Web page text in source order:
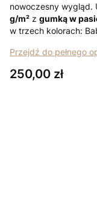
nowoczesny wygląd.
g/m² z gumką w
w trzech kolorach:
Przejdź do pełnego
Cena
250,00 zł